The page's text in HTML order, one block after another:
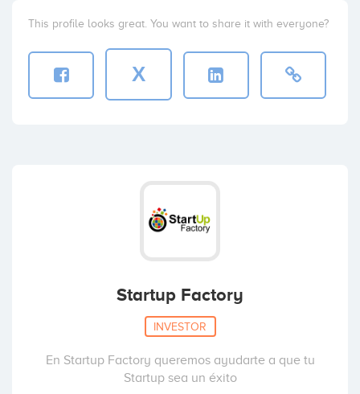
This profile looks great. You want to share it with everyone?
X
Startup Factory
INVESTOR
En Startup Factory queremos ayudarte a que tu
Startup sea un éxito